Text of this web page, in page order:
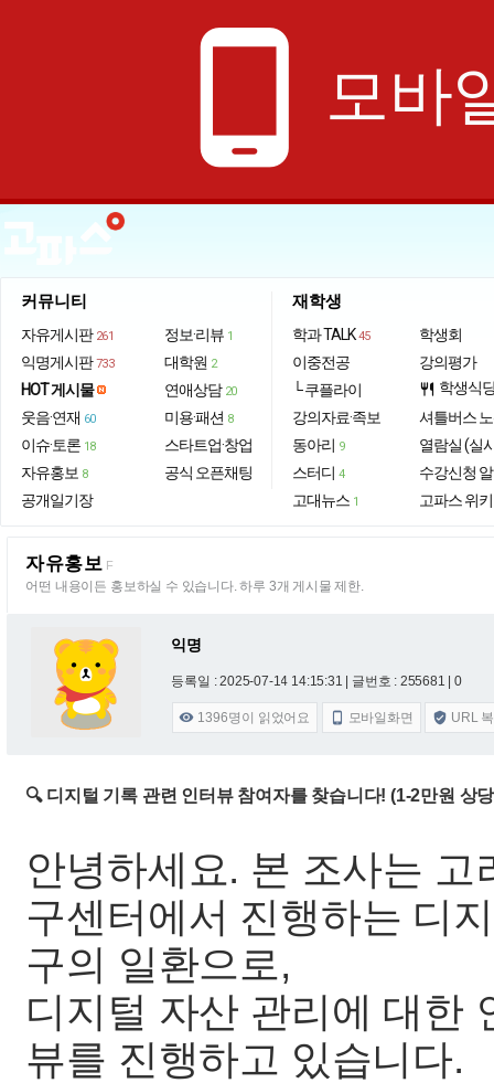
phone_android 모바
커뮤니티
자유게시판 261
익명게시판 733
HOT 게시물
웃음·연재 60
이슈·토론 18
자유홍보 8
공개일기장
정보·리뷰 1
대학원 2
연애상담 20
미용·패션 8
스타트업·창업
공식 오픈채팅
재학생
학과 TALK 45
이중전공
└ 쿠플라이
강의자료·족보
동아리 9
스터디 4
고대뉴스 1
학생회
강의평가
restaurant 학생식
셔틀버스
열람실 (실
수강신청
고파스 위키
자유홍보 F
어떤 내용이든 홍보하실 수 있습니다. 하루 3개 게시물 제한.
익명
등록일 : 2025-07-14 14:15:31 | 글번호 : 255681 | 0
 1396명이 읽었어요  모바일화면  URL
🔍 디지털 기록 관련 인터뷰 참여자를 찾습니다! (1-2만원 상
안녕하세요. 본 조사는
구센터에서 진행하는 디
구의 일환으로,
디지털 자산 관리에 대한
뷰를 진행하고 있습니다.